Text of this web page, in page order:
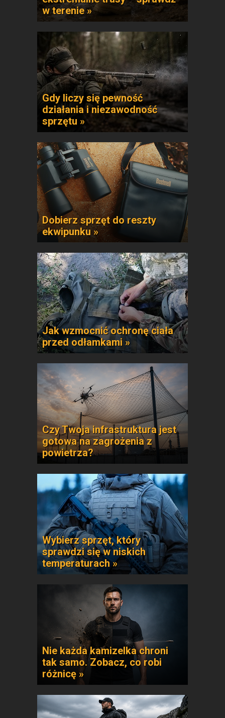
w terenie »
Gdy liczy się pewność
działania i niezawodność
sprzętu »
Dobierz sprzęt do reszty
ekwipunku »
Jak wzmocnić ochronę ciała
przed odłamkami »
Czy Twoja infrastruktura jest
gotowa na zagrożenia z
powietrza?
Wybierz sprzęt, który
sprawdzi się w niskich
temperaturach »
Nie każda kamizelka chroni
tak samo. Zobacz, co robi
różnicę »